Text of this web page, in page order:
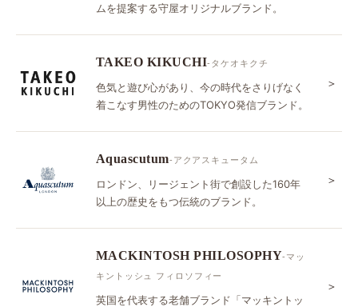
ムを提案する守屋オリジナルブランド。
TAKEO KIKUCHI-タケオキクチ
色気と遊び心があり、今の時代をさりげなく
着こなす男性のためのTOKYO発信ブランド。
＞
Aquascutum-アクアスキュータム
ロンドン、リージェント街で創設した160年
以上の歴史をもつ伝統のブランド。
＞
MACKINTOSH PHILOSOPHY-マッ
キントッシュ フィロソフィー
英国を代表する老舗ブランド「マッキントッ
＞